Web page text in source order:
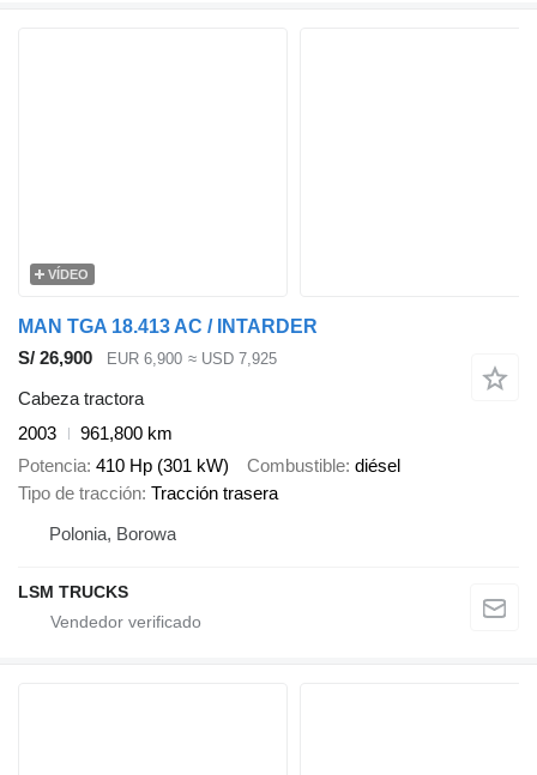
VÍDEO
MAN TGA 18.413 AC / INTARDER
S/ 26,900
EUR 6,900 ≈ USD 7,925
Cabeza tractora
2003
961,800 km
Potencia 410 Hp (301 kW) Combustible diésel
Tipo de tracción Tracción trasera
Polonia, Borowa
LSM TRUCKS